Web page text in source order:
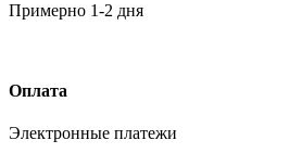
Примерно 1-2 дня
Оплата
Электронные платежи